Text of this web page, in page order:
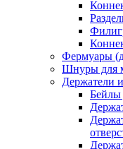
Фермуары
Шнуры для
Держатели
Бейлы